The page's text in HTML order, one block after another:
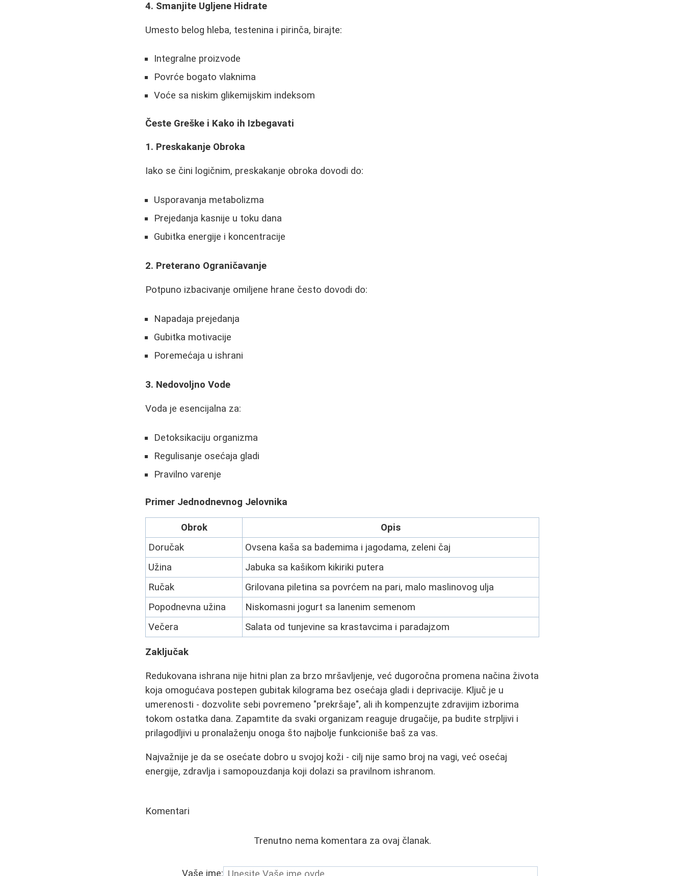
4. Smanjite Ugljene Hidrate
Umesto belog hleba, testenina i pirinča, birajte:
Integralne proizvode
Povrće bogato vlaknima
Voće sa niskim glikemijskim indeksom
Česte Greške i Kako ih Izbegavati
1. Preskakanje Obroka
Iako se čini logičnim, preskakanje obroka dovodi do:
Usporavanja metabolizma
Prejedanja kasnije u toku dana
Gubitka energije i koncentracije
2. Preterano Ograničavanje
Potpuno izbacivanje omiljene hrane često dovodi do:
Napadaja prejedanja
Gubitka motivacije
Poremećaja u ishrani
3. Nedovoljno Vode
Voda je esencijalna za:
Detoksikaciju organizma
Regulisanje osećaja gladi
Pravilno varenje
Primer Jednodnevnog Jelovnika
Obrok
Opis
Doručak
Ovsena kaša sa bademima i jagodama, zeleni čaj
Užina
Jabuka sa kašikom kikiriki putera
Ručak
Grilovana piletina sa povrćem na pari, malo maslinovog ulja
Popodnevna užina
Niskomasni jogurt sa lanenim semenom
Večera
Salata od tunjevine sa krastavcima i paradajzom
Zaključak
Redukovana ishrana nije hitni plan za brzo mršavljenje, već dugoročna promena načina života
koja omogućava postepen gubitak kilograma bez osećaja gladi i deprivacije. Ključ je u
umerenosti - dozvolite sebi povremeno "prekršaje", ali ih kompenzujte zdravijim izborima
tokom ostatka dana. Zapamtite da svaki organizam reaguje drugačije, pa budite strpljivi i
prilagodljivi u pronalaženju onoga što najbolje funkcioniše baš za vas.
Najvažnije je da se osećate dobro u svojoj koži - cilj nije samo broj na vagi, već osećaj
energije, zdravlja i samopouzdanja koji dolazi sa pravilnom ishranom.
Komentari
Trenutno nema komentara za ovaj članak.
Vaše ime: